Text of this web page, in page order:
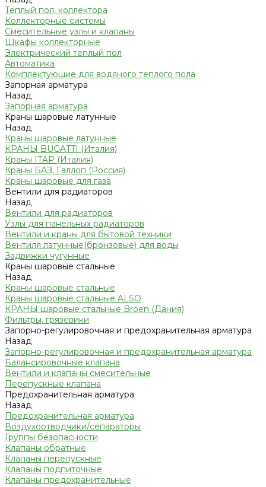
Теплый пол, коллектора
Коллекторные системы
Смесительные узлы и клапаны
Шкафы коллекторные
Электрический теплый пол
Автоматика
Комплектующие для водяного теплого пола
Запорная арматура
Назад
Запорная арматура
Краны шаровые латунные
Назад
Краны шаровые латунные
КРАНЫ BUGATTI (Италия)
Краны ITAP (Италия)
Краны БАЗ, Галлоп (Россия)
Краны шаровые для газа
Вентили для радиаторов
Назад
Вентили для радиаторов
Узлы для панельных радиаторов
Вентили и краны для бытовой техники
Вентиля латунные(бронзовые) для воды
Задвижки чугунные
Краны шаровые стальные
Назад
Краны шаровые стальные
Краны шаровые стальные ALSO
КРАНЫ шаровые стальные Broen (Дания)
Фильтры, грязевики
Запорно-регулировочная и предохранительная арматура
Назад
Запорно-регулировочная и предохранительная арматура
Балансировочные клапана
Вентили и клапаны смесительные
Перепускные клапана
Предохранительная арматура
Назад
Предохранительная арматура
Воздухоотводчики/сепараторы
Группы безопасности
Клапаны обратные
Клапаны перепускные
Клапаны подпиточные
Клапаны предохранительные